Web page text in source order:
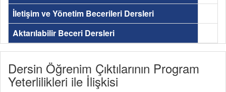
İletişim ve Yönetim Becerileri Dersleri
Aktarılabilir Beceri Dersleri
Dersin Öğrenim Çıktılarının Program
Yeterlilikleri ile İlişkisi